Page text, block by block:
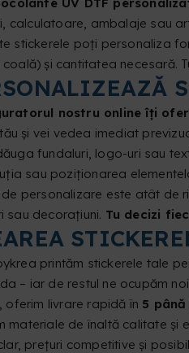
calculatoare, ambalaje sau
stickerele poți personaliza
și cantitatea necesară.
nostru online îți
și vei vedea imediat
fundaluri, logo-uri sau
sau poziționarea
de personalizare este atât de
sau decorațiuni. Tu decizi
printăm stickerele tale
– iar de restul ne ocupăm
oferim livrare rapidă în 5
materiale de înaltă calitate și
prețuri competitive și